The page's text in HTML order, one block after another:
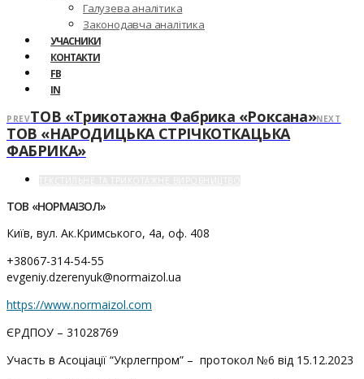
Галузева аналітика
Законодавча аналітика
УЧАСНИКИ
КОНТАКТИ
FB
IN
PREVТОВ «Трикотажна Фабрика «Роксана»NEXT
ТОВ «НАРОДИЦЬКА СТРІЧКОТКАЦЬКА
ФАБРИКА»
ТОВ «НОРМАІЗОЛ»
Київ, вул. Ак.Кримського, 4а, оф. 408
+38067-314-54-55
evgeniy.dzerenyuk@normaizol.ua
https://www.normaizol.com
ЄРДПОУ – 31028769
Участь в Асоціації “Укрлегпром” – протокол №6 від 15.12.2023